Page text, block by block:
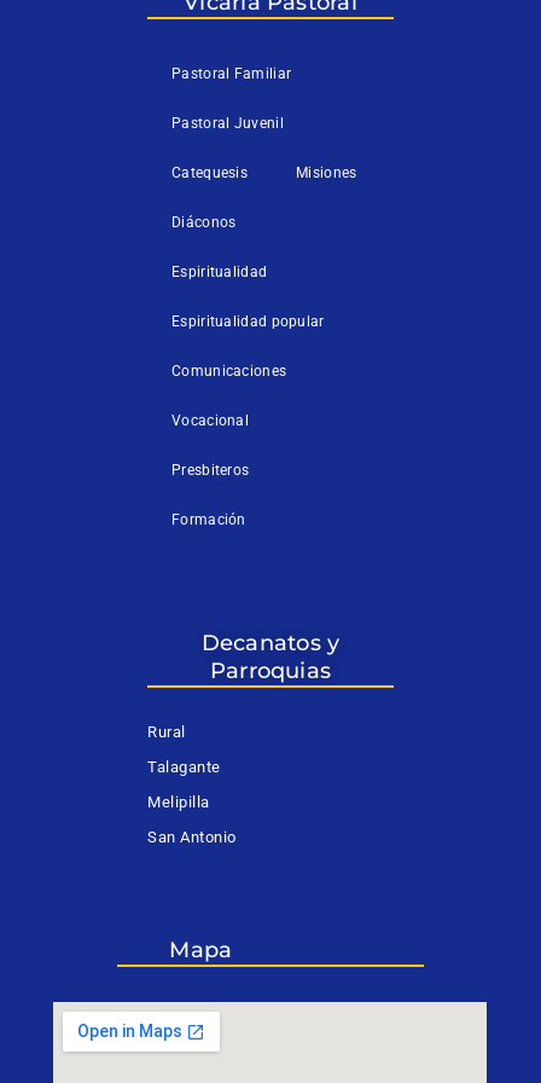
f
Pastoral Familiar
Pastoral Juvenil
Catequesis Misiones
Diáconos
Espiritualidad
Espiritualidad popular
Comunicaciones
Vocacional
Presbiteros
Formación
Decanatos y
Parroquias
Rural
Talagante
Melipilla
San Antonio
Mapa